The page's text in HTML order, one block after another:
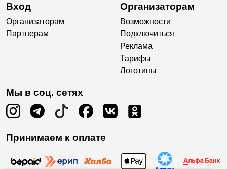
Вход
Организаторам
Партнерам
Организаторам
Возможности
Подключиться
Реклама
Тарифы
Логотипы
Мы в соц. сетях
Принимаем к оплате